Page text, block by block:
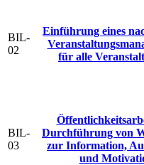
BIL-
02
Einführung eines
für alle
BIL-
03
Durchführung von
zur Information,
und